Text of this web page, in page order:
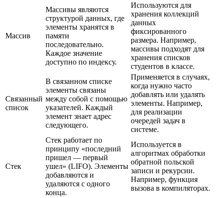
Массив
Массивы являются
структурой данных, где
элементы хранятся в
памяти
последовательно.
Каждое значение
доступно по индексу.
Используются для
хранения коллекций
данных
фиксированного
размера. Например,
массивы подходят для
хранения списков
студентов в классе.
Связанный
список
В связанном списке
элементы связаны
между собой с помощью
указателей. Каждый
элемент знает адрес
следующего.
Применяется в случаях,
когда нужно часто
добавлять или удалять
элементы. Например,
для реализации
очередей задач в
системе.
Стек
Стек работает по
принципу «последний
пришел — первый
ушел» (LIFO). Элементы
добавляются и
удаляются с одного
конца.
Используется в
алгоритмах обработки
обратной польской
записи и рекурсии.
Например, функция
вызова в компиляторах.